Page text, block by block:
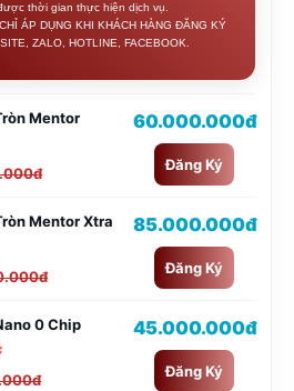
thời gian thực hiện dịch vụ.
ÁP DỤNG KHI KHÁCH HÀNG ĐĂNG KÝ
ZALO, HOTLINE, FACEBOOK.
Mentor 60.000.000đ
Đăng Ký
Mentor Xtra 85.000.000đ
Đăng Ký
0 Chip
45.000.000đ
Đăng Ký